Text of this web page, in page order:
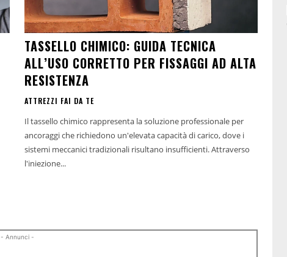
TASSELLO CHIMICO: GUIDA TECNICA
ALL’USO CORRETTO PER FISSAGGI AD ALTA
RESISTENZA
ATTREZZI FAI DA TE
Il tassello chimico rappresenta la soluzione professionale per
ancoraggi che richiedono un'elevata capacità di carico, dove i
sistemi meccanici tradizionali risultano insufficienti. Attraverso
l'iniezione...
- Annunci -